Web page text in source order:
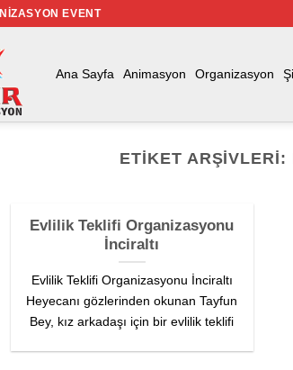
EVENT
Ana Sayfa Animasyon Organizasyon
ETIKET ARŞIVLERI:
Evlilik Teklifi Organizasyonu
İnciraltı
Evlilik Teklifi Organizasyonu İnciraltı
Heyecanı gözlerinden okunan Tayfun
Bey, kız arkadaşı için bir evlilik teklifi